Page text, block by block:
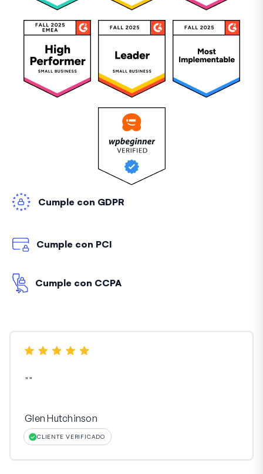
Cumple con GDPR
Cumple con PCI
Cumple con CCPA
""
Glen Hutchinson
CLIENTE VERIFICADO